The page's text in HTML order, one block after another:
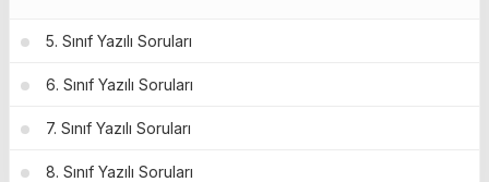
5. Sınıf Yazılı Soruları
6. Sınıf Yazılı Soruları
7. Sınıf Yazılı Soruları
8. Sınıf Yazılı Soruları